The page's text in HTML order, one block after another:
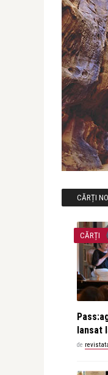
CĂRȚI
CĂRȚI
lansat
de